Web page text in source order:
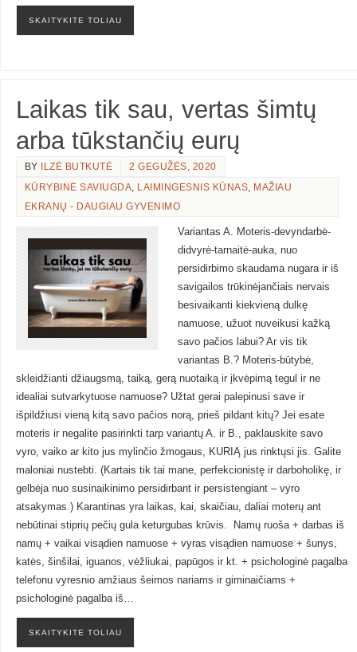
SKAITYKITE TOLIAU
Laikas tik sau, vertas šimtų
arba tūkstančių eurų
BY ILZĖ BUTKUTĖ
2 GEGUŽĖS, 2020
KŪRYBINĖ SAVIUGDA, LAIMINGESNIS KŪNAS, MAŽIAU
EKRANŲ - DAUGIAU GYVENIMO
Variantas A. Moteris-devyndarbė-
didvyrė-tarnaitė-auka, nuo
persidirbimo skaudama nugara ir iš
savigailos trūkinėjančiais nervais
besivaikanti kiekvieną dulkę
namuose, užuot nuveikusi kažką
savo pačios labui? Ar vis tik
variantas B.? Moteris-būtybė,
skleidžianti džiaugsmą, taiką, gerą nuotaiką ir įkvėpimą tegul ir ne
idealiai sutvarkytuose namuose? Užtat gerai palepinusi save ir
išpildžiusi vieną kitą savo pačios norą, prieš pildant kitų? Jei esate
moteris ir negalite pasirinkti tarp variantų A. ir B., paklauskite savo
vyro, vaiko ar kito jus mylinčio žmogaus, KURIĄ jus rinktųsi jis. Galite
maloniai nustebti. (Kartais tik tai mane, perfekcionistę ir darboholikę, ir
gelbėja nuo susinaikinimo persidirbant ir persistengiant – vyro
atsakymas.) Karantinas yra laikas, kai, skaičiau, daliai moterų ant
nebūtinai stiprių pečių gula keturgubas krūvis. Namų ruoša + darbas iš
namų + vaikai visądien namuose + vyras visądien namuose + šunys,
katės, šinšilai, iguanos, vėžliukai, papūgos ir kt. + psichologinė pagalba
telefonu vyresnio amžiaus šeimos nariams ir giminaičiams +
psichologinė pagalba iš…
SKAITYKITE TOLIAU